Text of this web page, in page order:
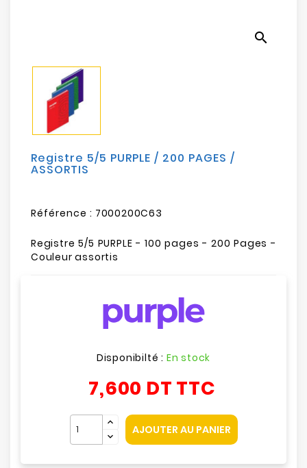
Sécurité
Mobilités
Loisirs
search
Registre 5/5 PURPLE / 200 PAGES /
ASSORTIS
Référence : 7000200C63
Registre 5/5 PURPLE - 100 pages - 200 Pages -
Couleur assortis
Disponibilté : En stock
7,600 DT TTC
AJOUTER AU PANIER